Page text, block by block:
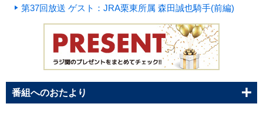
第37回放送 ゲスト：JRA栗東所属 森田誠也騎手(前編)
番組へのおたより